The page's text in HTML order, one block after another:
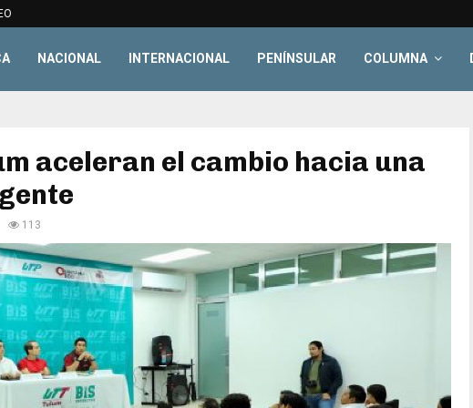
NACIONAL INTERNACIONAL PENÍNSULAR COLUMNA
aceleran el cambio hacia una
113